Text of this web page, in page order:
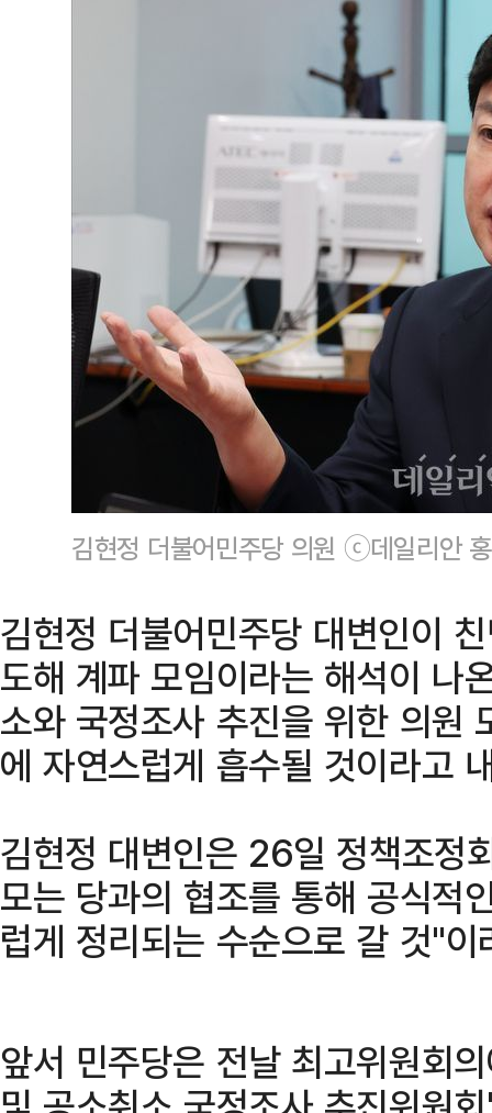
김현정 더불어민주당 의원 ⓒ데일리안
김현정 더불어민주당 대변인이
도해 계파 모임이라는 해석이 나
소와 국정조사 추진을 위한 의원
에 자연스럽게 흡수될 것이라고
김현정 대변인은 26일 정책조정
모는 당과의 협조를 통해 공식적
럽게 정리되는 수순으로 갈 것"이
앞서 민주당은 전날 최고위원회